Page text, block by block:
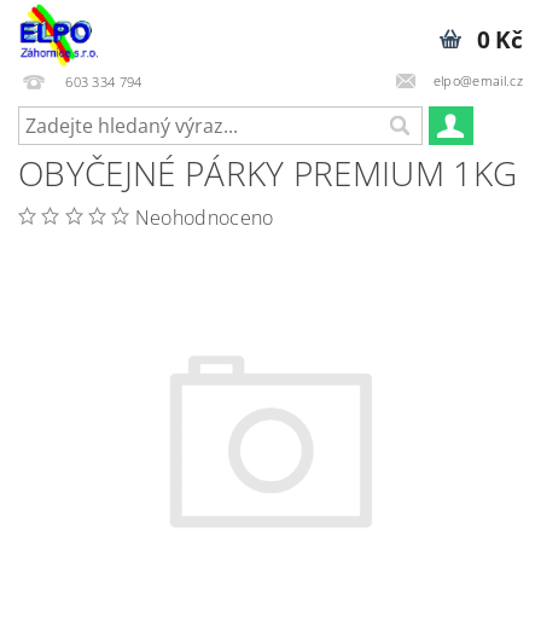
603 334 794 elpo@email.cz
0 Kč
OBYČEJNÉ PÁRKY PREMIUM 1KG
Neohodnoceno